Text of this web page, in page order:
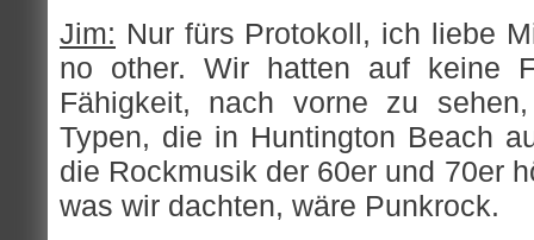
Jim: Nur fürs Protokoll, ich liebe
no other. Wir hatten auf keine
Fähigkeit, nach vorne zu
Typen, die in Huntington Beach
die Rockmusik der 60er und 70er
was wir dachten, wäre Punkrock.